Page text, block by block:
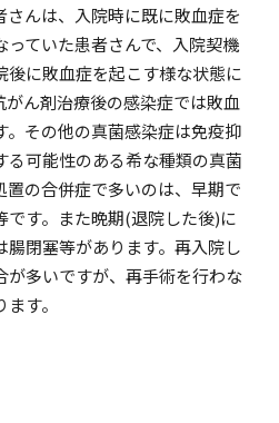
さんは、入院時に既に敗血症を
ていた患者さんで、入院契機
後に敗血症を起こす様な状態に
ん剤治療後の感染症では敗血
その他の真菌感染症は免疫抑
可能性のある希な種類の真菌
の合併症で多いのは、早期で
です。また晩期(退院した後)に
閉塞等があります。再入院し
が多いですが、再手術を行わな
す。